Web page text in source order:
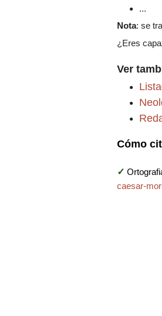
...
Nota: se
¿Eres
Ver
Cómo
✓
caesar-